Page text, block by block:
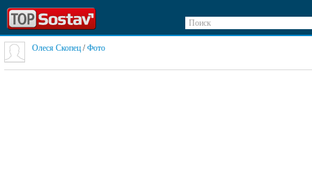
Поиск
Олеся Скопец /Фото